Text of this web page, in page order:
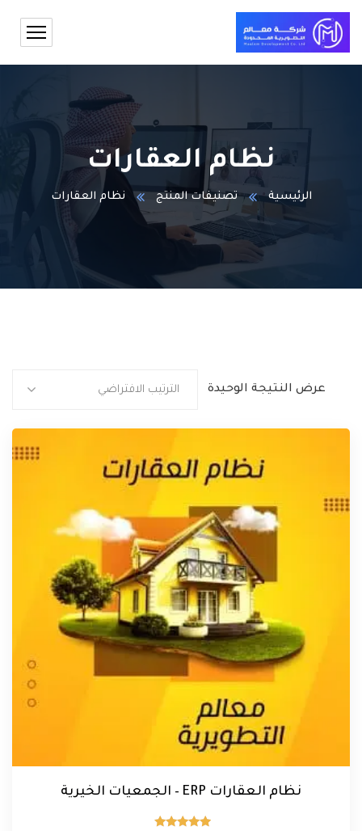
نظام العقارات
الرئيسية تصنيفات المنتج نظام العقارات
عرض النتيجة الوحيدة الترتيب الافتراضي
نظام العقارات ERP – الجمعيات الخيرية